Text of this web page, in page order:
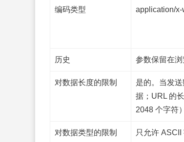
编码类型 application/x-
历史 参数保留在浏
对数据长度的限制
是的。当发
据；URL 的
2048 个字符
对数据类型的限制 只允许 ASCII